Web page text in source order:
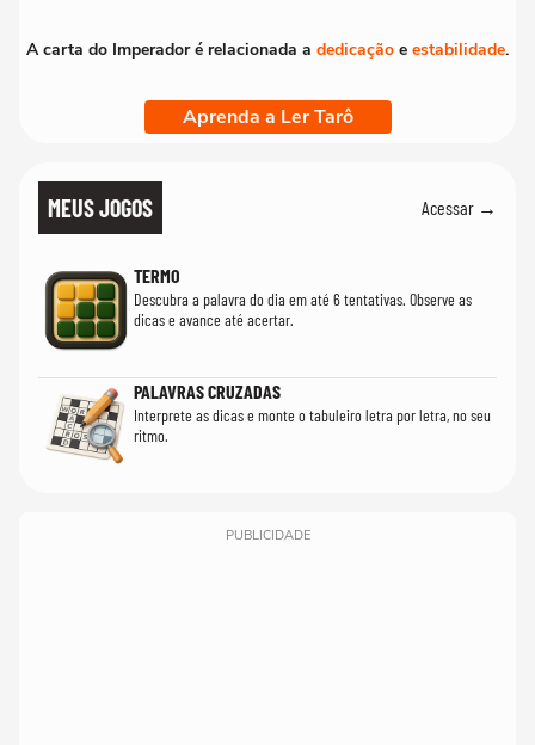
A carta do Imperador é relacionada a dedicação e estabilidade.
Aprenda a Ler Tarô
MEUS JOGOS Acessar →
TERMO
Descubra a palavra do dia em até 6 tentativas. Observe as
dicas e avance até acertar.
PALAVRAS CRUZADAS
Interprete as dicas e monte o tabuleiro letra por letra, no seu
ritmo.
PUBLICIDADE